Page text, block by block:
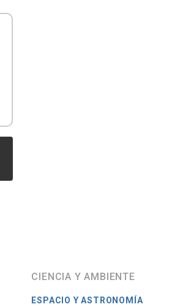
CIENCIA Y AMBIENTE
ESPACIO Y ASTRONOMÍA